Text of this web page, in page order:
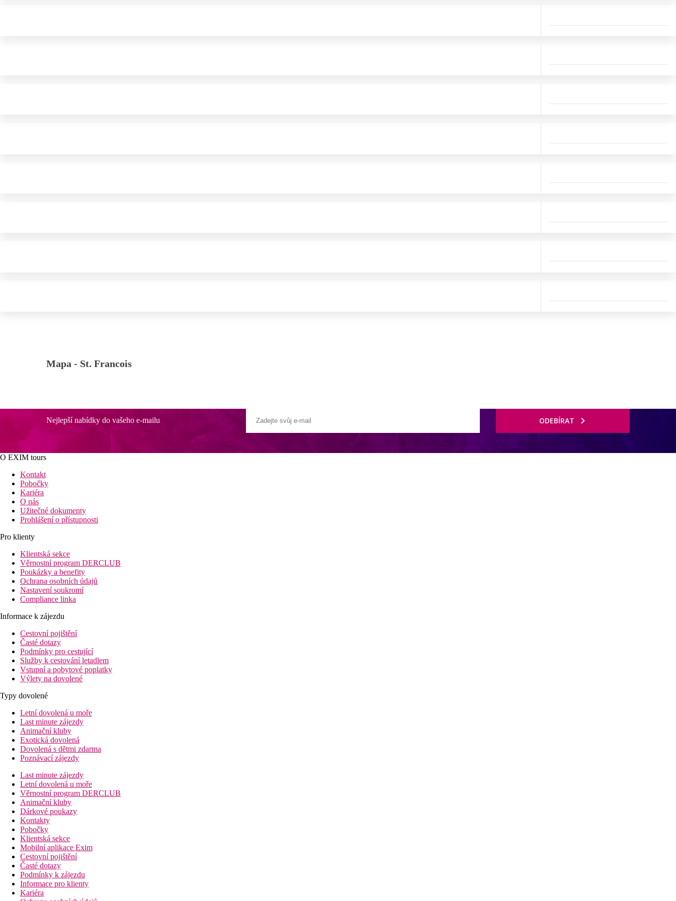
Mapa - St. Francois
Nejlepší nabídky do vašeho e-mailu ODEBÍRAT
O EXIM tours
Kontakt
Pobočky
Kariéra
O nás
Užitečné dokumenty
Prohlášení o přístupnosti
Pro klienty
Klientská sekce
Věrnostní program DERCLUB
Poukázky a benefity
Ochrana osobních údajů
Nastavení soukromí
Compliance linka
Informace k zájezdu
Cestovní pojištění
Časté dotazy
Podmínky pro cestující
Služby k cestování letadlem
Vstupní a pobytové poplatky
Výlety na dovolené
Typy dovolené
Letní dovolená u moře
Last minute zájezdy
Animační kluby
Exotická dovolená
Dovolená s dětmi zdarma
Poznávací zájezdy
Last minute zájezdy
Letní dovolená u moře
Věrnostní program DERCLUB
Animační kluby
Dárkové poukazy
Kontakty
Pobočky
Klientská sekce
Mobilní aplikace Exim
Cestovní pojištění
Časté dotazy
Podmínky k zájezdu
Informace pro klienty
Kariéra